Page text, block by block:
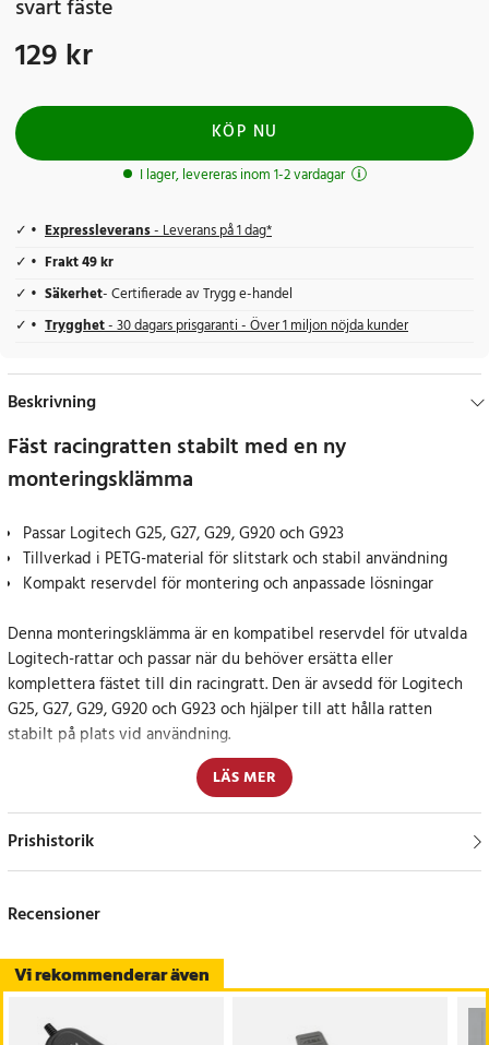
svart fäste
Pris:129 kr
129 kr
KÖP NU
I lager, levereras inom 1-2 vardagar
Expressleverans- Leverans på 1 dag*
Frakt 49 kr
Säkerhet- Certifierade av Trygg e-handel
Trygghet- 30 dagars prisgaranti - Över 1 miljon nöjda kunder
Beskrivning
Fäst racingratten stabilt med en ny
monteringsklämma
Passar Logitech G25, G27, G29, G920 och G923
Tillverkad i PETG-material för slitstark och stabil användning
Kompakt reservdel för montering och anpassade lösningar
Denna monteringsklämma är en kompatibel reservdel för utvalda
Logitech-rattar och passar när du behöver ersätta eller
komplettera fästet till din racingratt. Den är avsedd för Logitech
G25, G27, G29, G920 och G923 och hjälper till att hålla ratten
stabilt på plats vid användning.
Klämman är tillverkad i PETG-material, vilket ger en robust
konstruktion med god tålighet mot värme och solljus. Den
kompakta utformningen gör den enkel att hantera vid montering,
Reservfäste för Logitech gamingrattar
Monteringsklämman kan användas vid installation av egna delar,
distanser och fästlösningar. Kontrollera alltid att modellen och
LÄS MER
Prishistorik
Vi rekommenderar även
Recensioner